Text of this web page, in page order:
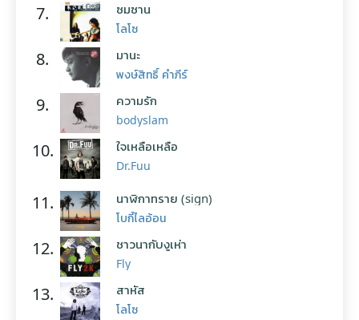
7. ซมซาน
โลโซ
8. มานะ
พงษ์สิทธิ์ คำภีร์
9. ความรัก
bodyslam
10. ใจเหลือเหลือ
Dr.Fuu
11. นาฬิกาทราย (sign)
โบกี้ไลอ้อน
12. ชาวนากับงูเห่า
Fly
13. สาหัส
โลโซ